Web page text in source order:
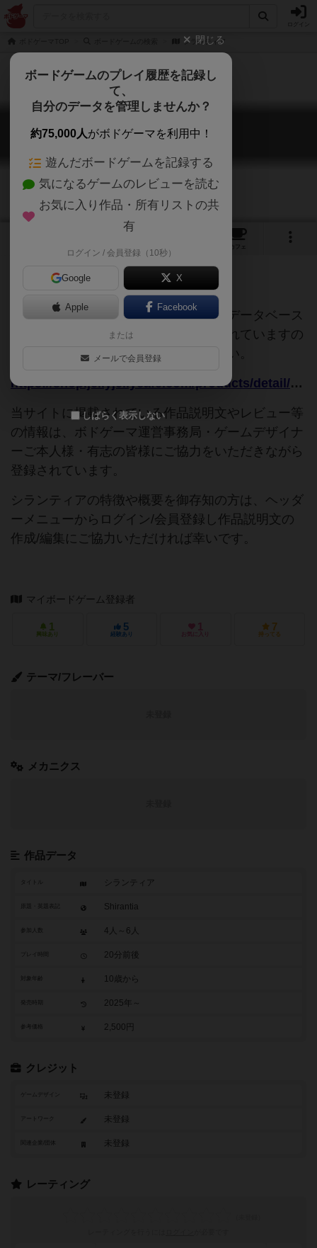
シランティア
シランティア
Shirantia
カフェ
ご協力ください
このページは情報が不足しています。データベース
追加申請時に以下の参考URLが入力されていますの
で、よろしければこちらもご覧ください。
https://shop.jellyjellycafe.com/products/detail/4190
当サイトに掲載されている作品説明文やレビュー等
の情報は、ボドゲーマ運営事務局・ゲームデザイナ
ーご本人様・有志の皆様にご協力をいただきながら
登録されています。
シランティアの特徴や概要を御存知の方は、ヘッダ
ーメニューからログイン/会員登録し作品説明文の
作成/編集にご協力いただければ幸いです。
マイボードゲーム登録者
1
興味あり
5
経験あり
1
お気に入り
7
持ってる
テーマ/フレーバー
メカニクス
作品データ
タイトル シランティア
Shirantia
参加人数 4人～6人
20分前後
10歳から
2025年～
参考価格 2,500円
クレジット
ゲームデザイン 未登録
アートワーク 未登録
未登録
レーティング
閉じる
ボードゲームのプレイ履歴を記録し
て、
自分のデータを管理しませんか？
約75,000人がボドゲーマを利用中！
遊んだボードゲームを記録する
気になるゲームのレビューを読む
お気に入り作品・所有リストの共
有
ログイン / 会員登録（10秒）
Google X
Apple Facebook
または
メールで会員登録
しばらく表示しない